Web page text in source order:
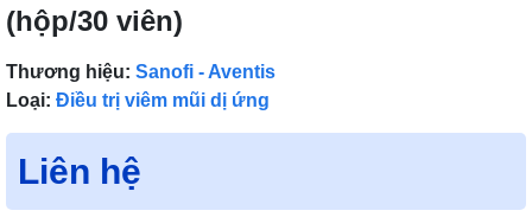
(hộp/30 viên)
Thương hiệu: Sanofi - Aventis
Loại: Điều trị viêm mũi dị ứng
Liên hệ